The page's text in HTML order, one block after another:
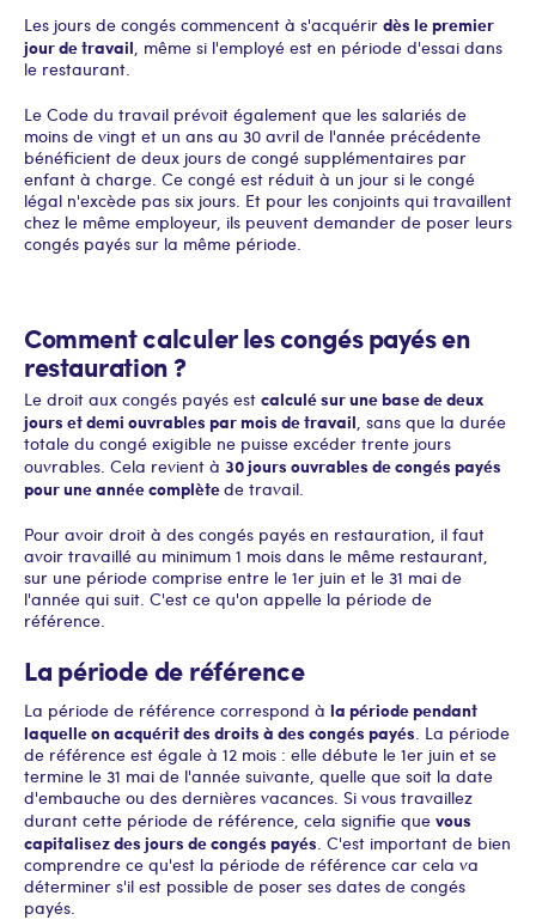
Les jours de congés commencent à s'acquérir dès le premier
jour de travail, même si l'employé est en période d'essai dans
le restaurant.
Le Code du travail prévoit également que les salariés de
moins de vingt et un ans au 30 avril de l'année précédente
bénéficient de deux jours de congé supplémentaires par
enfant à charge. Ce congé est réduit à un jour si le congé
légal n'excède pas six jours. Et pour les conjoints qui travaillent
chez le même employeur, ils peuvent demander de poser leurs
congés payés sur la même période.
Comment calculer les congés payés en
restauration ?
Le droit aux congés payés est calculé sur une base de deux
jours et demi ouvrables par mois de travail, sans que la durée
totale du congé exigible ne puisse excéder trente jours
ouvrables. Cela revient à 30 jours ouvrables de congés payés
pour une année complètede travail.
Pour avoir droit à des congés payés en restauration, il faut
avoir travaillé au minimum 1 mois dans le même restaurant,
sur une période comprise entre le 1er juin et le 31 mai de
l'année qui suit. C'est ce qu'on appelle la période de
référence.
La période de référence
La période de référence correspond à la période pendant
laquelle on acquérit des droits à des congés payés. La période
de référence est égale à 12 mois : elle débute le 1er juin et se
termine le 31 mai de l'année suivante, quelle que soit la date
d'embauche ou des dernières vacances. Si vous travaillez
durant cette période de référence, cela signifie que vous
capitalisez des jours de congés payés. C'est important de bien
comprendre ce qu'est la période de référence car cela va
déterminer s'il est possible de poser ses dates de congés
payés.